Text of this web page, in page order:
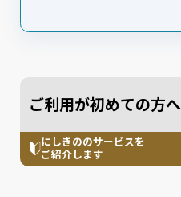
ご利用が初めての方へ
にしきののサービスを
ご紹介します